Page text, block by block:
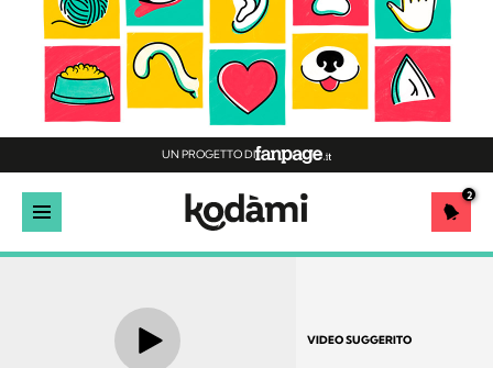
UN PROGETTO DI
2
VIDEO SUGGERITO